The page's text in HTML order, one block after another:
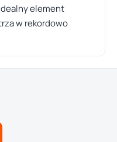
element
w rekordowo